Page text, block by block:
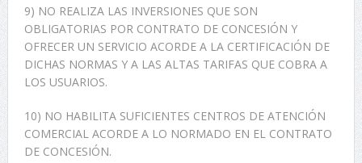
9) NO REALIZA LAS INVERSIONES QUE SON
OBLIGATORIAS POR CONTRATO DE CONCESIÓN Y
OFRECER UN SERVICIO ACORDE A LA CERTIFICACIÓN DE
DICHAS NORMAS Y A LAS ALTAS TARIFAS QUE COBRA A
LOS USUARIOS.
10) NO HABILITA SUFICIENTES CENTROS DE ATENCIÓN
COMERCIAL ACORDE A LO NORMADO EN EL CONTRATO
DE CONCESIÓN.